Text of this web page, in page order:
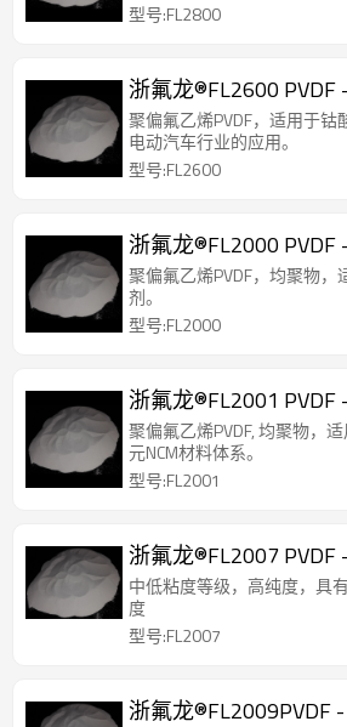
型号:FL2800
浙氟龙®FL2600
聚偏氟乙烯PVDF，适用于
电动汽车行业的应用。
型号:FL2600
浙氟龙®FL2000
聚偏氟乙烯PVDF，均聚物
剂。
型号:FL2000
浙氟龙®FL2001
聚偏氟乙烯PVDF, 均聚物，
元NCM材料体系。
型号:FL2001
浙氟龙®FL2007 PVDF
中低粘度等级，高纯度，具
度
型号:FL2007
浙氟龙®FL2009PVDF